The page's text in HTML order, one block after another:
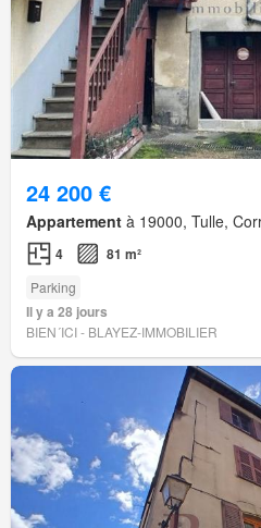
24 200 €
Appartement à 19000, Tulle,
4 81 m²
Parking
Il y a 28 jours
BIEN´ICI - BLAYEZ-IMMOBILIER